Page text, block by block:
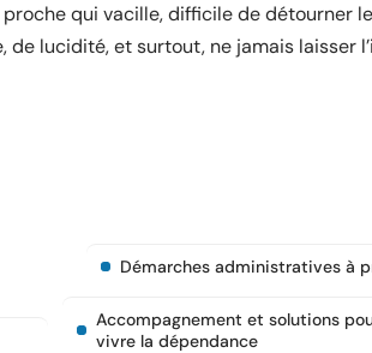
qui vacille, difficile de détourner
de lucidité, et surtout, ne jamais laisser
Démarches administratives à
Accompagnement et solutions
vivre la dépendance